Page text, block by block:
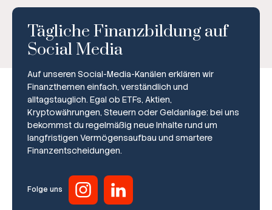
Broker-Vergleich
Ratgeber
Tägliche Finanzbildung auf
Social Media
Auf unseren Social-Media-Kanälen erklären wir
Finanzthemen einfach, verständlich und
alltagstauglich. Egal ob ETFs, Aktien,
Kryptowährungen, Steuern oder Geldanlage: bei uns
bekommst du regelmäßig neue Inhalte rund um
langfristigen Vermögensaufbau und smartere
Finanzentscheidungen.
Folge uns